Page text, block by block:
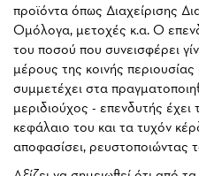
προϊόντα όπως Διαχείρισης
Ομόλογα, μετοχές κ.α. Ο
του ποσού που συνεισφέρει
μέρους της κοινής
συμμετέχει στα
μεριδιούχος - επενδυτής έχει
κεφάλαιο του και τα τυχόν
αποφασίσει, ρευστοποιώντας